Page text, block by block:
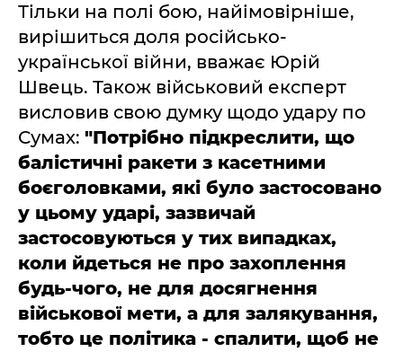
Тільки на полі бою, найімовірніше,
вирішиться доля російсько-
української війни, вважає Юрій
Швець. Також військовий експерт
висловив свою думку щодо удару по
Сумах: "Потрібно підкреслити, що
балістичні ракети з касетними
боєголовками, які було застосовано
у цьому ударі, зазвичай
застосовуються у тих випадках,
коли йдеться не про захоплення
будь-чого, не для досягнення
військової мети, а для залякування,
тобто це політика - спалити, щоб не